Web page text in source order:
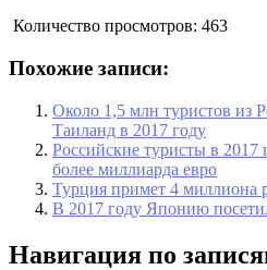
Количество просмотров: 463
Похожие записи:
Около 1,5 млн туристов из
Таиланд в 2017 году
Российские туристы в 2017
более миллиарда евро
Турция примет 4 миллиона
В 2017 году Японию
Навигация по